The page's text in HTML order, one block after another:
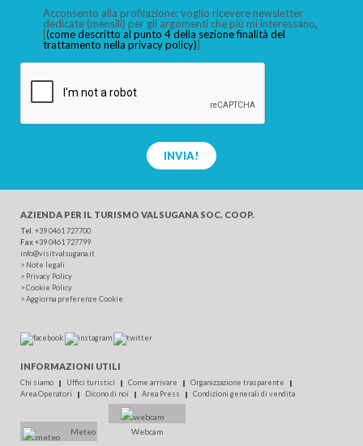
Acconsento alla profilazione: voglio ricevere newsletter
dedicate (mensili) per gli argomenti che più mi interessano,
[(come descritto al punto 4 della sezione finalità del
trattamento nella privacy policy)]
INVIA!
AZIENDA PER IL TURISMO VALSUGANA SOC. COOP.
Tel .+39 0461 727700
Fax+39 0461 727799
info@visitvalsugana.it
> Note legali
> Privacy Policy
>Cookie Policy
>Aggiorna preferenze Cookie
INFORMAZIONI UTILI
Chi siamo Uffici turistici Come arrivare
Organizzazione trasparente
Area Operatori
Dicono di noi Area Press Condizioni generali di vendita
Meteo Webcam